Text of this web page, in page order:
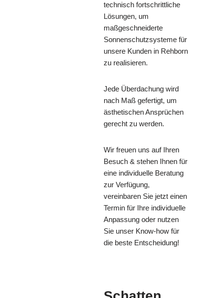
technisch fortschrittliche
Lösungen, um
maßgeschneiderte
Sonnenschutzsysteme für
unsere Kunden in Rehborn
zu realisieren.
Jede Überdachung wird
nach Maß gefertigt, um
ästhetischen Ansprüchen
gerecht zu werden.
Wir freuen uns auf Ihren
Besuch & stehen Ihnen für
eine individuelle Beratung
zur Verfügung,
vereinbaren Sie jetzt einen
Termin für Ihre individuelle
Anpassung oder nutzen
Sie unser Know-how für
die beste Entscheidung!